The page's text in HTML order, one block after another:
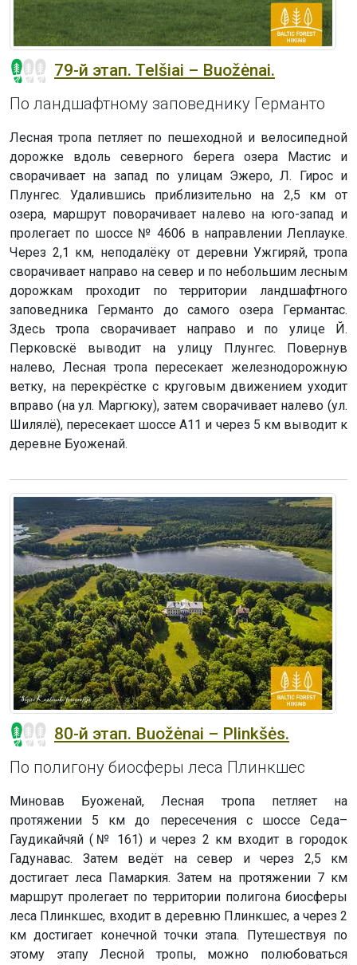
79-й этап. Telšiai – Buožėnai.
По ландшафтному заповеднику Германто
Лесная тропа петляет по пешеходной и велосипедной
дорожке вдоль северного берега озера Мастис и
сворачивает на запад по улицам Эжеро, Л. Гирос и
Плунгес. Удалившись приблизительно на 2,5 км от
озера, маршрут поворачивает налево на юго-запад и
пролегает по шоссе № 4606 в направлении Леплауке.
Через 2,1 км, неподалёку от деревни Ужгиряй, тропа
сворачивает направо на север и по небольшим лесным
дорожкам проходит по территории ландшафтного
заповедника Германто до самого озера Германтас.
Здесь тропа сворачивает направо и по улице Й.
Перковскё выводит на улицу Плунгес. Повернув
налево, Лесная тропа пересекает железнодорожную
ветку, на перекрёстке с круговым движением уходит
вправо (на ул. Маргюку), затем сворачивает налево (ул.
Шилялё), пересекает шоссе А11 и через 5 км выводит к
деревне Буоженай.
80-й этап. Buožėnai – Plinkšės.
По полигону биосферы леса Плинкшес
Миновав Буоженай, Лесная тропа петляет на
протяжении 5 км до пересечения с шоссе Седа–
Гаудикайчяй (№ 161) и через 2 км входит в городок
Гадунавас. Затем ведёт на север и через 2,5 км
достигает леса Памаркия. Затем на протяжении 7 км
маршрут пролегает по территории полигона биосферы
леса Плинкшес, входит в деревню Плинкшес, а через 2
км достигает конечной точки этапа. Путешествуя по
этому этапу Лесной тропы, можно полюбоваться